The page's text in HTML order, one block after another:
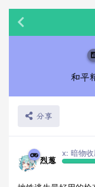
和平
分享
烈葱
x: 暗物